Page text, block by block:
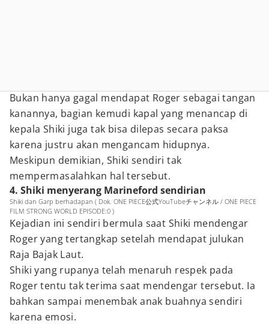
Bukan hanya gagal mendapat Roger sebagai tangan
kanannya, bagian kemudi kapal yang menancap di
kepala Shiki juga tak bisa dilepas secara paksa
karena justru akan mengancam hidupnya.
Meskipun demikian, Shiki sendiri tak
mempermasalahkan hal tersebut.
4. Shiki menyerang Marineford sendirian
Shiki dan Garp berhadapan ( Dok. ONE PIECE公式YouTubeチャンネル / ONE PIECE
FILM STRONG WORLD EPISODE:0 )
Kejadian ini sendiri bermula saat Shiki mendengar
Roger yang tertangkap setelah mendapat julukan
Raja Bajak Laut.
Shiki yang rupanya telah menaruh respek pada
Roger tentu tak terima saat mendengar tersebut. Ia
bahkan sampai menembak anak buahnya sendiri
karena emosi.